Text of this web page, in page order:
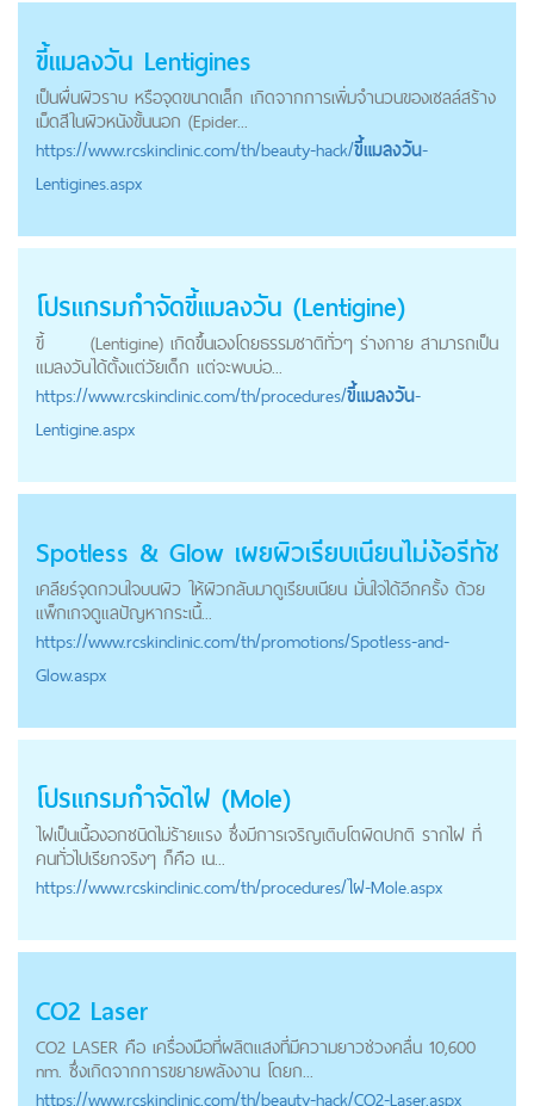
ขี้แมลงวัน Lentigines
เป็นผื่นผิวราบ หรือจุดขนาดเล็ก เกิดจากการเพิ่มจำนวนของเซลล์สร้าง
เม็ดสีในผิวหนังขั้นนอก (Epider...
https://www.rcskinclinic.com/th/beauty-hack/ขี้แมลงวัน-
Lentigines.aspx
โปรแกรมกำจัดขี้แมลงวัน (Lentigine)
ขี้
แมลงวัน
(Lentigine) เกิดขึ้นเองโดยธรรมชาติทั่วๆ ร่างกาย สามารถเป็น
ได้ตั้งแต่วัยเด็ก แต่จะพบบ่อ...
https://www.rcskinclinic.com/th/procedures/ขี้แมลงวัน-
Lentigine.aspx
Spotless & Glow เผยผิวเรียบเนียนไม่ง้อรีทัช
เคลียร์จุดกวนใจบนผิว ให้ผิวกลับมาดูเรียบเนียน มั่นใจได้อีกครั้ง ด้วย
แพ็กเกจดูแลปัญหากระเนื้...
https://www.rcskinclinic.com/th/promotions/Spotless-and-
Glow.aspx
โปรแกรมกำจัดไฝ (Mole)
ไฝเป็นเนื้องอกชนิดไม่ร้ายแรง ซึ่งมีการเจริญเติบโตผิดปกติ รากไฝ ที่
คนทั่วไปเรียกจริงๆ ก็คือ เน...
https://www.rcskinclinic.com/th/procedures/ไฝ-Mole.aspx
CO2 Laser
CO2 LASER คือ เครื่องมือที่ผลิตแสงที่มีความยาวช่วงคลื่น 10,600
nm. ซึ่งเกิดจากการขยายพลังงาน โดยก...
https://www.rcskinclinic.com/th/beauty-hack/CO2-Laser.aspx